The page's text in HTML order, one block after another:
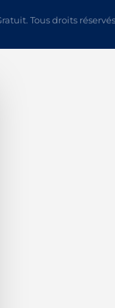
Tous droits